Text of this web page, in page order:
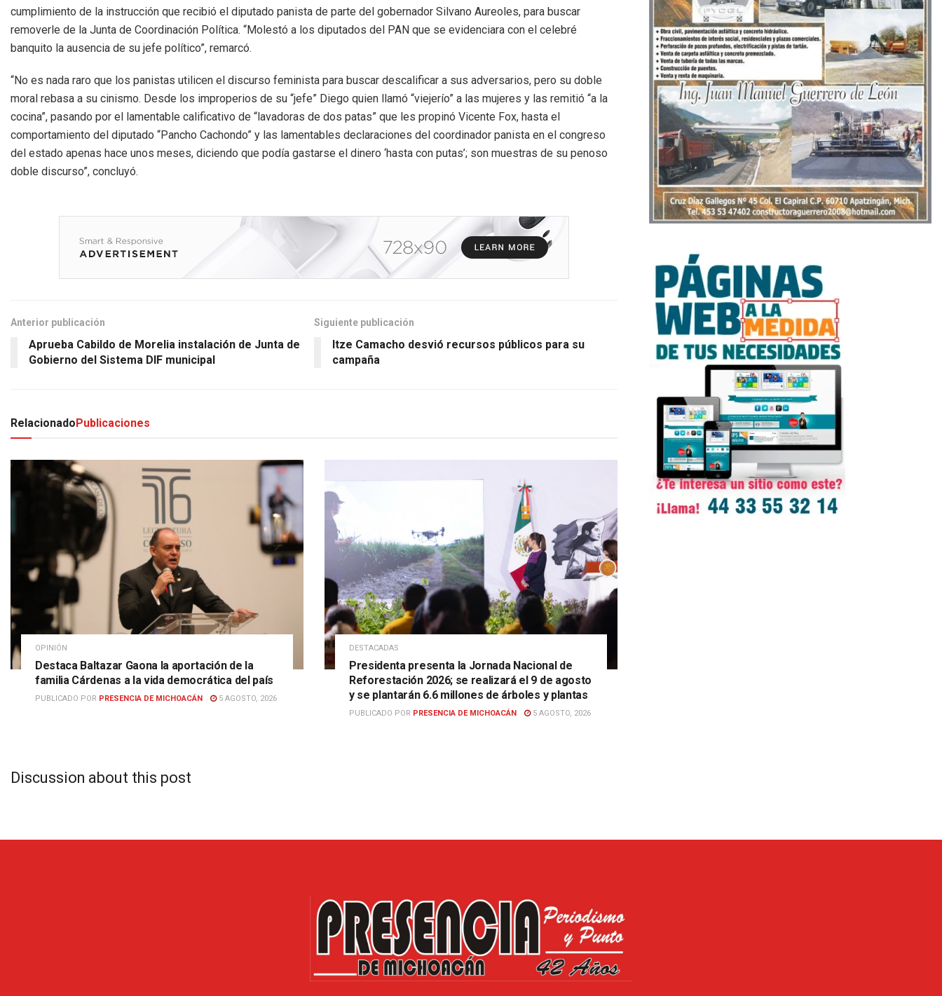
cumplimiento de la instrucción que recibió el diputado panista de parte del gobernador Silvano Aureoles, para buscar
removerle de la Junta de Coordinación Política. “Molestó a los diputados del PAN que se evidenciara con el celebré
banquito la ausencia de su jefe político”, remarcó.
“No es nada raro que los panistas utilicen el discurso feminista para buscar descalificar a sus adversarios, pero su doble
moral rebasa a su cinismo. Desde los improperios de su “jefe” Diego quien llamó “viejerío” a las mujeres y las remitió “a la
cocina”, pasando por el lamentable calificativo de “lavadoras de dos patas” que les propinó Vicente Fox, hasta el
comportamiento del diputado “Pancho Cachondo” y las lamentables declaraciones del coordinador panista en el congreso
del estado apenas hace unos meses, diciendo que podía gastarse el dinero ‘hasta con putas’; son muestras de su penoso
doble discurso”, concluyó.
Anterior publicación
Aprueba Cabildo de Morelia instalación de Junta de
Gobierno del Sistema DIF municipal
Siguiente publicación
Itze Camacho desvió recursos públicos para su
campaña
RelacionadoPublicaciones
OPINIÓN
Destaca Baltazar Gaona la aportación de la
familia Cárdenas a la vida democrática del país
PUBLICADO POR PRESENCIA DE MICHOACÁN 5 AGOSTO, 2026
DESTACADAS
Presidenta presenta la Jornada Nacional de
Reforestación 2026; se realizará el 9 de agosto
y se plantarán 6.6 millones de árboles y plantas
PUBLICADO POR PRESENCIA DE MICHOACÁN 5 AGOSTO, 2026
Discussion about this post